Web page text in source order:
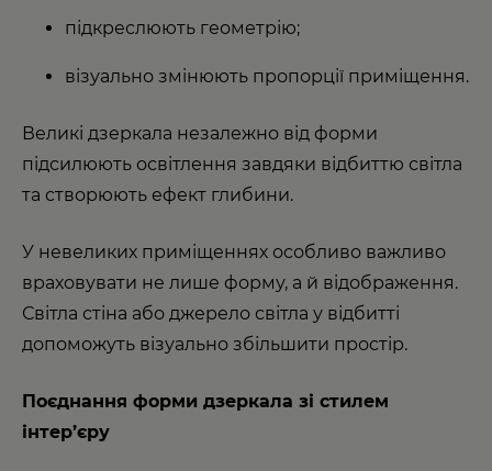
підкреслюють геометрію;
візуально змінюють пропорції приміщення.
Великі дзеркала незалежно від форми
підсилюють освітлення завдяки відбиттю світла
та створюють ефект глибини.
У невеликих приміщеннях особливо важливо
враховувати не лише форму, а й відображення.
Світла стіна або джерело світла у відбитті
допоможуть візуально збільшити простір.
Поєднання форми дзеркала зі стилем
інтер’єру